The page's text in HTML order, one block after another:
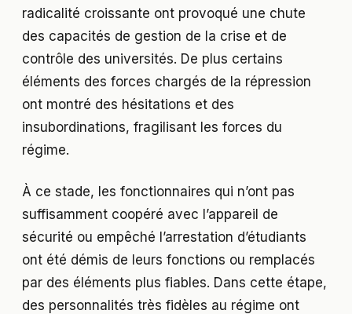
radicalité croissante ont provoqué une chute
des capacités de gestion de la crise et de
contrôle des universités. De plus certains
éléments des forces chargés de la répression
ont montré des hésitations et des
insubordinations, fragilisant les forces du
régime.
À ce stade, les fonctionnaires qui n’ont pas
suffisamment coopéré avec l’appareil de
sécurité ou empêché l’arrestation d’étudiants
ont été démis de leurs fonctions ou remplacés
par des éléments plus fiables. Dans cette étape,
des personnalités très fidèles au régime ont